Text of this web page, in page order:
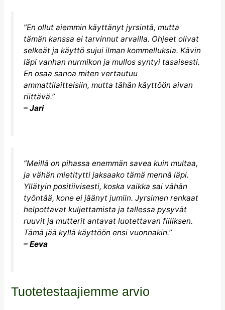
”En ollut aiemmin käyttänyt jyrsintä, mutta
tämän kanssa ei tarvinnut arvailla. Ohjeet olivat
selkeät ja käyttö sujui ilman kommelluksia. Kävin
läpi vanhan nurmikon ja mullos syntyi tasaisesti.
En osaa sanoa miten vertautuu
ammattilaitteisiin, mutta tähän käyttöön aivan
riittävä.”
– Jari
”Meillä on pihassa enemmän savea kuin multaa,
ja vähän mietitytti jaksaako tämä mennä läpi.
Yllätyin positiivisesti, koska vaikka sai vähän
työntää, kone ei jäänyt jumiin. Jyrsimen renkaat
helpottavat kuljettamista ja tallessa pysyvät
ruuvit ja mutterit antavat luotettavan fiiliksen.
Tämä jää kyllä käyttöön ensi vuonnakin.”
– Eeva
Tuotetestaajiemme arvio